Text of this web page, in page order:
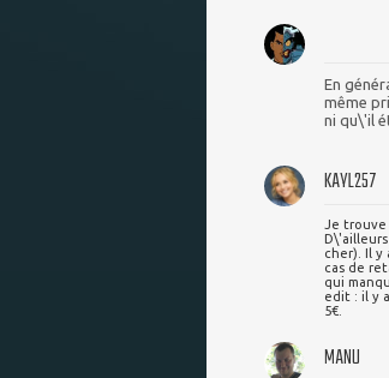
En
même
ni qu\'il
KAYL257
Je trouve
cher). Il y
cas de
qui
edit : il y
5€.
MANU